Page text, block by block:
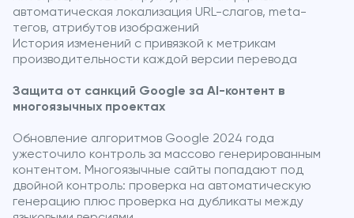
автоматическая локализация URL-слагов, meta-
тегов, атрибутов изображений
История изменений с привязкой к метрикам
производительности каждой версии перевода
Защита от санкций Google за AI-контент в
многоязычных проектах
Обновление алгоритмов Google 2024 года
ужесточило контроль за массово генерированным
контентом. Многоязычные сайты попадают под
двойной контроль: проверка на автоматическую
генерацию плюс проверка на дубликаты между